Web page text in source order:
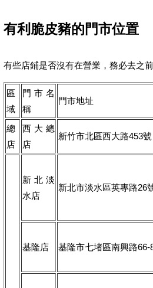
有利脆皮豬的門市位置
有些店鋪是否沒有在營業，務必去之
區
域
門市名
稱
門市地址
總
店
西大總
店
新竹市北區西大路453號
新北淡
水店
新北市淡水區英專路26
基隆店 基隆市七堵區南興路66-